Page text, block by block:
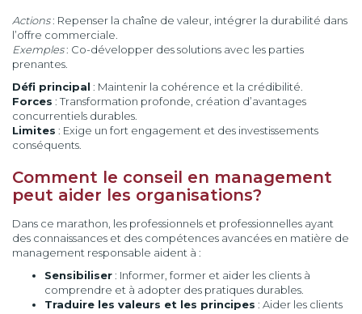
Actions: Repenser la chaîne de valeur, intégrer la durabilité dans
l’offre commerciale.
Exemples: Co-développer des solutions avec les parties
prenantes.
Défi principal : Maintenir la cohérence et la crédibilité.
Forces : Transformation profonde, création d’avantages
concurrentiels durables.
Limites : Exige un fort engagement et des investissements
conséquents.
Comment le conseil en management
peut aider les organisations?
Dans ce marathon, les professionnels et professionnelles ayant
des connaissances et des compétences avancées en matière de
management responsable aident à :
Sensibiliser: Informer, former et aider les clients à
comprendre et à adopter des pratiques durables.
Traduire les valeurs et les principes : Aider les clients